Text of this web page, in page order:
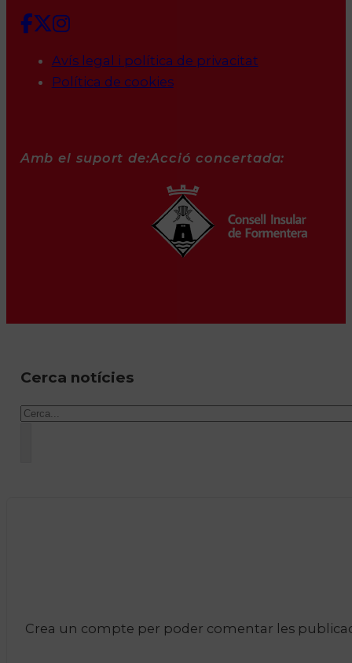
Avís legal i política de privacitat
Política de cookies
Amb el suport de:Acció concertada:
Cerca notícies
Cercar
Crea un compte per poder comentar les